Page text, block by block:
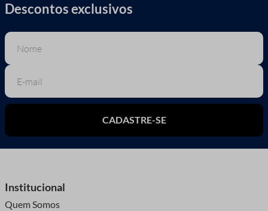
Descontos exclusivos
CADASTRE-SE
Institucional
Quem Somos